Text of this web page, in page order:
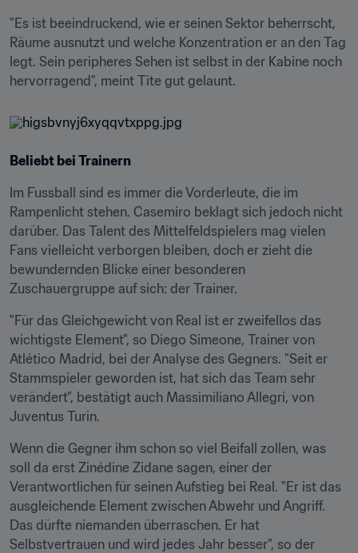
"Es ist beeindruckend, wie er seinen Sektor beherrscht,
Räume ausnutzt und welche Konzentration er an den Tag
legt. Sein peripheres Sehen ist selbst in der Kabine noch
hervorragend", meint Tite gut gelaunt.
Beliebt bei Trainern
Im Fussball sind es immer die Vorderleute, die im
Rampenlicht stehen. Casemiro beklagt sich jedoch nicht
darüber. Das Talent des Mittelfeldspielers mag vielen
Fans vielleicht verborgen bleiben, doch er zieht die
bewundernden Blicke einer besonderen
Zuschauergruppe auf sich: der Trainer.
"Für das Gleichgewicht von Real ist er zweifellos das
wichtigste Element", so Diego Simeone, Trainer von
Atlético Madrid, bei der Analyse des Gegners. "Seit er
Stammspieler geworden ist, hat sich das Team sehr
verändert", bestätigt auch Massimiliano Allegri, von
Juventus Turin.
Wenn die Gegner ihm schon so viel Beifall zollen, was
soll da erst Zinédine Zidane sagen, einer der
Verantwortlichen für seinen Aufstieg bei Real. "Er ist das
ausgleichende Element zwischen Abwehr und Angriff.
Das dürfte niemanden überraschen. Er hat
Selbstvertrauen und wird jedes Jahr besser", so der